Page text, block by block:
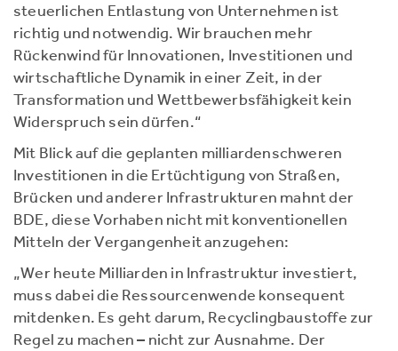
steuerlichen Entlastung von Unternehmen ist
richtig und notwendig. Wir brauchen mehr
Rückenwind für Innovationen, Investitionen und
wirtschaftliche Dynamik in einer Zeit, in der
Transformation und Wettbewerbsfähigkeit kein
Widerspruch sein dürfen.“
Mit Blick auf die geplanten milliardenschweren
Investitionen in die Ertüchtigung von Straßen,
Brücken und anderer Infrastrukturen mahnt der
BDE, diese Vorhaben nicht mit konventionellen
Mitteln der Vergangenheit anzugehen:
„Wer heute Milliarden in Infrastruktur investiert,
muss dabei die Ressourcenwende konsequent
mitdenken. Es geht darum, Recyclingbaustoffe zur
Regel zu machen – nicht zur Ausnahme. Der